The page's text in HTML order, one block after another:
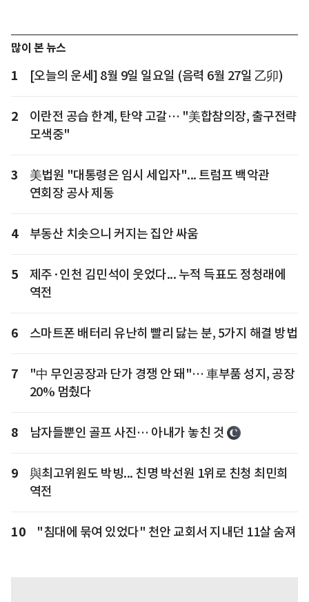
많이 본 뉴스
1 [오늘의 운세] 8월 9일 일요일 (음력 6월 27일 乙卯)
2
이란전 공습 한계, 탄약 고갈… "美합참의장, 출구전략
모색중"
3
美법원 "대통령은 임시 세입자"... 트럼프 백악관
연회장 공사 제동
4 부동산 치솟으니 커지는 집안 싸움
5
제주·인천 김민석이 웃었다... 누적 득표도 정청래에
역전
6 스마트폰 배터리 유난히 빨리 닳는 분, 5가지 해결 방법
7
"中 무인공장과 단가 경쟁 안 돼"… 車부품 성지, 공장
20% 멈췄다
8 남자들뿐인 골프 사진… 아내가 놓친 것
9
與최고위원도 박빙... 친명 박선원 1위로 친청 최민희
역전
10 "침대에 묶여 있었다" 천안 교회서 지내던 11살 숨져